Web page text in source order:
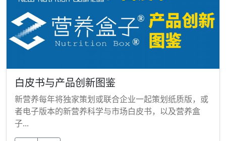
白皮书与产品创新图鉴
新营养每年将独家策划或联合企业一起策划纸质版，或
者电子版本的新营养科学与市场白皮书，以及营养盒
子...